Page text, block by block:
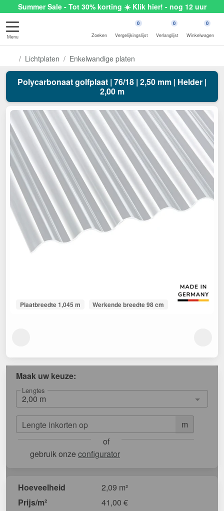
Summer Sale - Tot 30% korting ☀️ Klik hier! - nog 12 uur
Menu Zoeken
0
Vergelijkingslijst
0
Verlanglijst
0
Winkelwagen
Lichtplaten Enkelwandige platen
Polycarbonaat golfplaat | 76/18 | 2,50 mm | Helder |
2,00 m
Plaatbreedte 1,045 m Werkende breedte 98 cm
Maak uw keuze:
Lengtes
m
Lengte inkorten op
of
gebruik onze configurator
Hoeveelheid
2,09 m²
Prijs/m²
41,00 €